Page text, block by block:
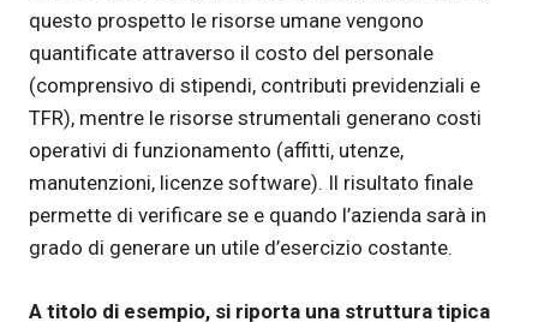
questo prospetto le risorse umane vengono
quantificate attraverso il costo del personale
(comprensivo di stipendi, contributi previdenziali e
TFR), mentre le risorse strumentali generano costi
operativi di funzionamento (affitti, utenze,
manutenzioni, licenze software). Il risultato finale
permette di verificare se e quando l’azienda sarà in
grado di generare un utile d’esercizio costante.
A titolo di esempio, si riporta una struttura tipica